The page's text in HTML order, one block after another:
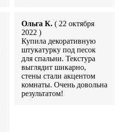
Ольга К. ( 22 октября
2022 )
Купила декоративную
штукатурку под песок
для спальни. Текстура
выглядит шикарно,
стены стали акцентом
комнаты. Очень довольна
результатом!